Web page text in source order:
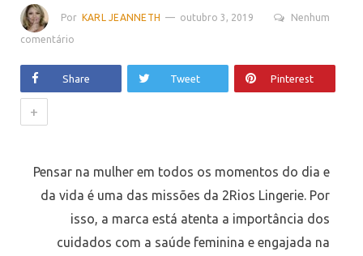
Por KARL JEANNETH outubro 3, 2019 Nenhum
comentário
Share Tweet Pinterest
+
Pensar na mulher em todos os momentos do dia e
da vida é uma das missões da 2Rios Lingerie. Por
isso, a marca está atenta a importância dos
cuidados com a saúde feminina e engajada na